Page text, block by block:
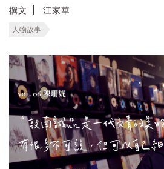
撰文 江家華
人物故事